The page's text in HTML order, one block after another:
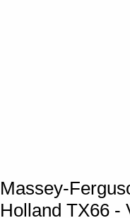
Massey-
Holland TX66 -